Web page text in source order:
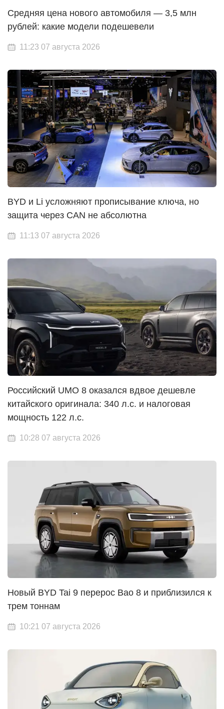
Средняя цена нового автомобиля — 3,5 млн
рублей: какие модели подешевели
11:23 07 августа 2026
BYD и Li усложняют прописывание ключа, но
защита через CAN не абсолютна
11:13 07 августа 2026
Российский UMO 8 оказался вдвое дешевле
китайского оригинала: 340 л.с. и налоговая
мощность 122 л.с.
10:28 07 августа 2026
Новый BYD Tai 9 перерос Bao 8 и приблизился к
трем тоннам
10:21 07 августа 2026